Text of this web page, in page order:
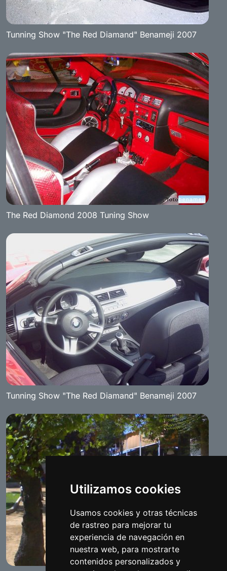
Utilizamos cookies
Usamos cookies y otras técnicas
de rastreo para mejorar tu
experiencia de navegación en
nuestra web, para mostrarte
contenidos personalizados y
Tunning Show "The Red Diamand" Benameji 2007
The Red Diamond 2008 Tuning Show
Tunning Show "The Red Diamand" Benameji 2007